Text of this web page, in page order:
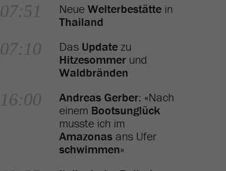
07:51 Neue Welterbestätte in
Thailand
07:10 Das Update zu
Hitzesommer und
Waldbränden
16:00 Andreas Gerber: «Nach
einem Bootsunglück
musste ich im
Amazonas ans Ufer
schwimmen»